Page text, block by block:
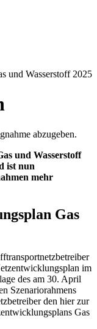
und Wasserstoff 2025
abzugeben.
und Wasserstoff
ist nun
mehr
Gas
im
des am 30. April
Szenariorahmens
den hier zur
Gas